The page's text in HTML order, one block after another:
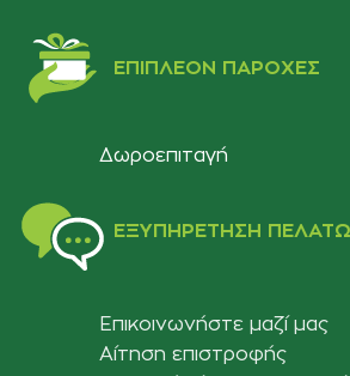
ΕΠΙΠΛΈΟΝ ΠΑΡΟΧΈΣ
Δωροεπιταγή
ΕΞΥΠΗΡΈΤΗΣΗ
Επικοινωνήστε μαζί μας
Αίτηση επιστροφής